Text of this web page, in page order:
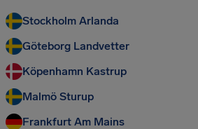
Stockholm Arlanda
Göteborg Landvetter
Köpenhamn Kastrup
Malmö Sturup
Frankfurt Am Mains